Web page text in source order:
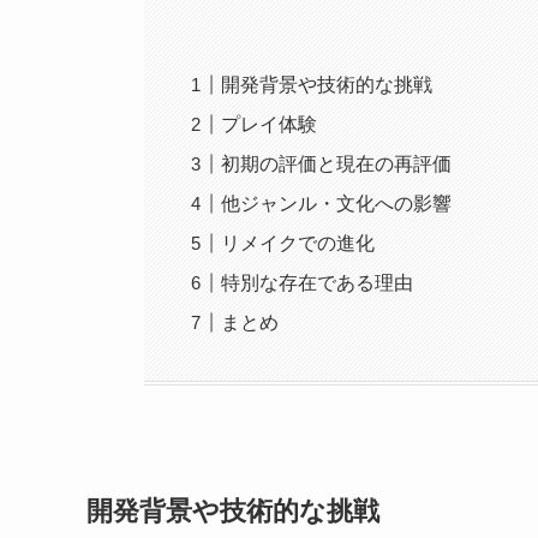
開発背景や技術的な挑戦
プレイ体験
初期の評価と現在の再評価
他ジャンル・文化への影響
リメイクでの進化
特別な存在である理由
まとめ
開発背景や技術的な挑戦